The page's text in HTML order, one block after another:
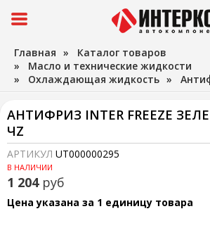
Главная » Каталог товаров
» Масло и технические жидкости
» Охлаждающая жидкость »
АНТИФРИЗ INTER FREEZE
ЧZ
АРТИКУЛ UT000000295
В НАЛИЧИИ
1 204 руб
Цена указана за 1 единицу товара